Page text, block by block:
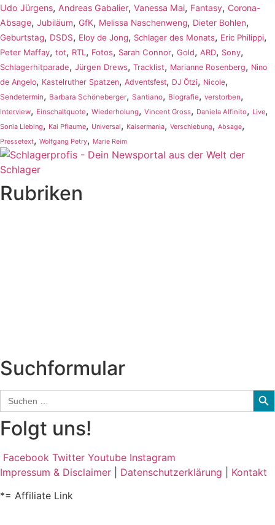
Udo Jürgens, Andreas Gabalier, Vanessa Mai, Fantasy, Corona-
Absage, Jubiläum, GfK, Melissa Naschenweng, Dieter Bohlen,
Geburtstag, DSDS, Eloy de Jong, Schlager des Monats, Eric Philippi,
Peter Maffay, tot, RTL, Fotos, Sarah Connor, Gold, ARD, Sony,
Schlagerhitparade, Jürgen Drews, Tracklist, Marianne Rosenberg, Nino
de Angelo, Kastelruther Spatzen, Adventsfest, DJ Ötzi, Nicole,
Sendetermin, Barbara Schöneberger, Santiano, Biografie, verstorben,
Interview, Einschaltquote, Wiederholung, Vincent Gross, Daniela Alfinito, Live,
Sonia Liebing, Kai Pflaume, Universal, Kaisermania, Verschiebung, Absage,
Pressetext, Wolfgang Petry, Marie Reim
Rubriken
Suchformular
Search
for:
Folgt uns!
Facebook Twitter Youtube Instagram
Impressum & Disclaimer
Datenschutzerklärung
Kontakt
*= Affiliate Link